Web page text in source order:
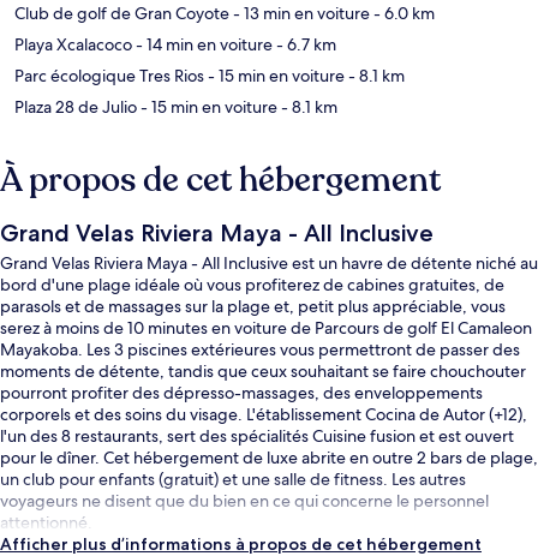
Club de golf de Gran Coyote- 13 min en voiture- 6.0 km
Playa Xcalacoco- 14 min en voiture- 6.7 km
Parc écologique Tres Rios- 15 min en voiture- 8.1 km
Plaza 28 de Julio- 15 min en voiture- 8.1 km
À propos de cet hébergement
Grand Velas Riviera Maya - All Inclusive
Grand Velas Riviera Maya - All Inclusive est un havre de détente niché au
bord d'une plage idéale où vous profiterez de cabines gratuites, de
parasols et de massages sur la plage et, petit plus appréciable, vous
serez à moins de 10 minutes en voiture de Parcours de golf El Camaleon
Mayakoba. Les 3 piscines extérieures vous permettront de passer des
moments de détente, tandis que ceux souhaitant se faire chouchouter
pourront profiter des dépresso-massages, des enveloppements
corporels et des soins du visage. L'établissement Cocina de Autor (+12),
l'un des 8 restaurants, sert des spécialités Cuisine fusion et est ouvert
pour le dîner. Cet hébergement de luxe abrite en outre 2 bars de plage,
un club pour enfants (gratuit) et une salle de fitness. Les autres
voyageurs ne disent que du bien en ce qui concerne le personnel
attentionné.
Afficher plus d’informations à propos de cet hébergement